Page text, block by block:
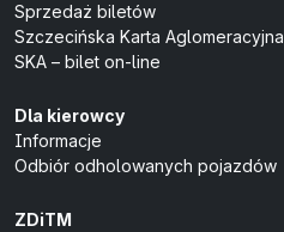
Sprzedaż biletów
Szczecińska Karta Aglomeracyjna
SKA – bilet on-line
Dla kierowcy
Informacje
Odbiór odholowanych pojazdów
ZDiTM